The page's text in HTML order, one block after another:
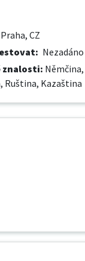
Praha, CZ
: Nezadáno
znalosti: Němčina,
Ruština, Kazaština